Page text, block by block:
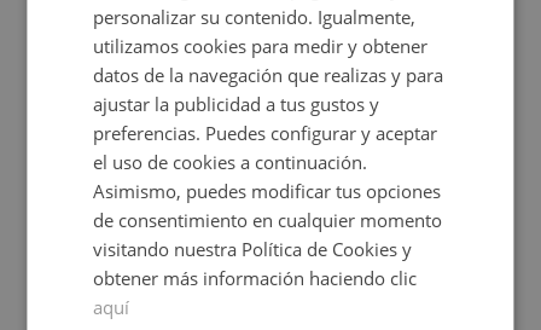
la nave y se destina para el uso de la misma.
Promociones asociadas
Tu sueño comienza aquí
Ver más inmuebles
El mejor regalo para tu negocio
personalizar su contenido. Igualmente,
utilizamos cookies para medir y obtener
datos de la navegación que realizas y para
ajustar la publicidad a tus gustos y
preferencias. Puedes configurar y aceptar
el uso de cookies a continuación.
Asimismo, puedes modificar tus opciones
de consentimiento en cualquier momento
visitando nuestra Política de Cookies y
obtener más información haciendo clic
aquí